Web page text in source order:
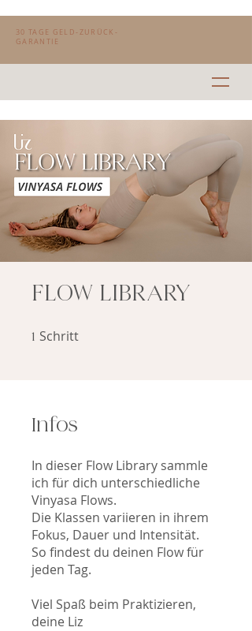
30 TAGE GELD-ZURÜCK-
GARANTIE
FLOW LIBRARY
1 Schritt
Infos
In dieser Flow Library sammle
ich für dich unterschiedliche
Vinyasa Flows.
Die Klassen variieren in ihrem
Fokus, Dauer und Intensität.
So findest du deinen Flow für
jeden Tag.
Viel Spaß beim Praktizieren,
deine Liz